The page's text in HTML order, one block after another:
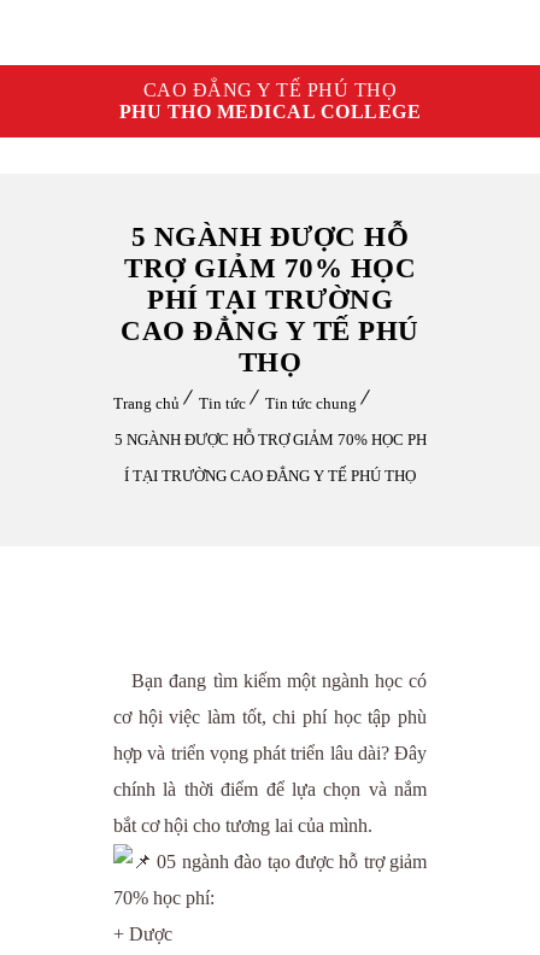
CAO ĐẲNG Y TẾ PHÚ THỌ
PHU THO MEDICAL COLLEGE
5 NGÀNH ĐƯỢC HỖ
TRỢ GIẢM 70% HỌC
PHÍ TẠI TRƯỜNG
CAO ĐẲNG Y TẾ PHÚ
THỌ
Trang chủ Tin tức
Tin tức chung
5 NGÀNH ĐƯỢC HỖ TRỢ GIẢM 70% HỌC PH
Í TẠI TRƯỜNG CAO ĐẲNG Y TẾ PHÚ THỌ
Bạn đang tìm kiếm một ngành học có
cơ hội việc làm tốt, chi phí học tập phù
hợp và triển vọng phát triển lâu dài? Đây
chính là thời điểm để lựa chọn và nắm
bắt cơ hội cho tương lai của mình.
05 ngành đào tạo được hỗ trợ giảm
70% học phí:
+ Dược